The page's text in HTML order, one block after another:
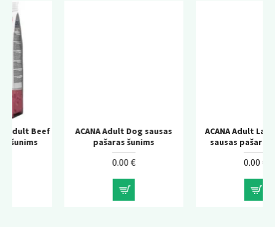
ACANA Adult Dog sausas
pašaras šunims
ACANA Adult Large Breed
sausas pašaras šunims